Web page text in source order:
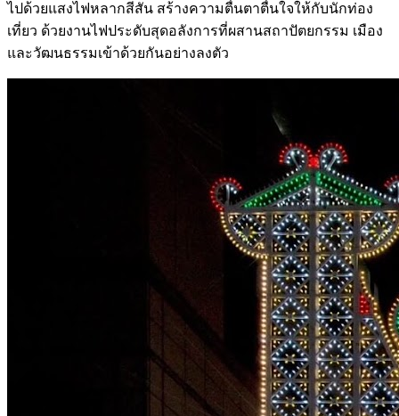
ไปด้วยแสงไฟหลากสีสัน สร้างความตื่นตาตื่นใจให้กับนักท่อง
เที่ยว ด้วยงานไฟประดับสุดอลังการที่ผสานสถาปัตยกรรม เมือง
และวัฒนธรรมเข้าด้วยกันอย่างลงตัว